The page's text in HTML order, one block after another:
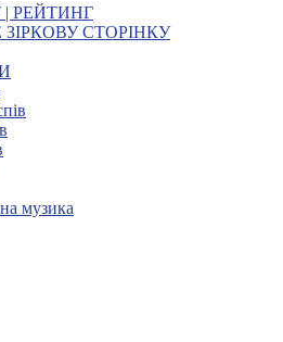
| РЕЙТИНГ
СТОРІНКУ
музика